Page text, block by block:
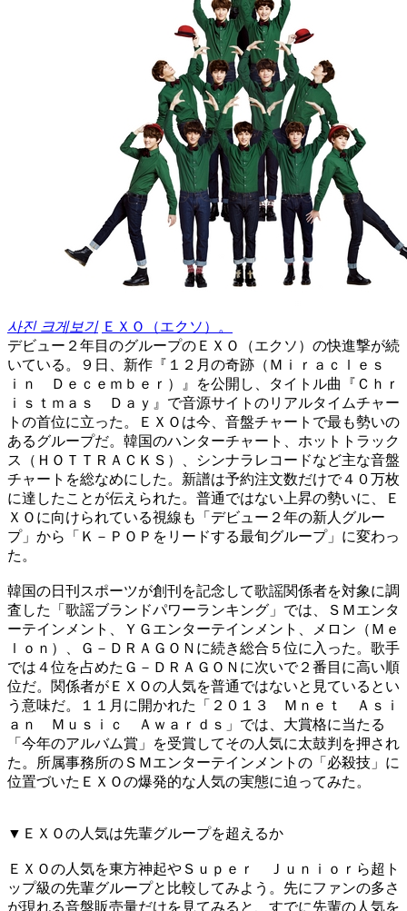
사진 크게보기 ＥＸＯ（エクソ）。
デビュー２年目のグループのＥＸＯ（エクソ）の快進撃が続
いている。９日、新作『１２月の奇跡（Ｍｉｒａｃｌｅｓ
ｉｎ Ｄｅｃｅｍｂｅｒ）』を公開し、タイトル曲『Ｃｈｒ
ｉｓｔｍａｓ Ｄａｙ』で音源サイトのリアルタイムチャー
トの首位に立った。ＥＸＯは今、音盤チャートで最も勢いの
あるグループだ。韓国のハンターチャート、ホットトラック
ス（ＨＯＴＴＲＡＣＫＳ）、シンナラレコードなど主な音盤
チャートを総なめにした。新譜は予約注文数だけで４０万枚
に達したことが伝えられた。普通ではない上昇の勢いに、Ｅ
ＸＯに向けられている視線も「デビュー２年の新人グルー
プ」から「Ｋ－ＰＯＰをリードする最旬グループ」に変わっ
た。
韓国の日刊スポーツが創刊を記念して歌謡関係者を対象に調
査した「歌謡ブランドパワーランキング」では、ＳＭエンタ
ーテインメント、ＹＧエンターテインメント、メロン（Ｍｅ
ｌｏｎ）、Ｇ－ＤＲＡＧＯＮに続き総合５位に入った。歌手
では４位を占めたＧ－ＤＲＡＧＯＮに次いで２番目に高い順
位だ。関係者がＥＸＯの人気を普通ではないと見ているとい
う意味だ。１１月に開かれた「２０１３ Ｍｎｅｔ Ａｓｉ
ａｎ Ｍｕｓｉｃ Ａｗａｒｄｓ」では、大賞格に当たる
「今年のアルバム賞」を受賞してその人気に太鼓判を押され
た。所属事務所のＳＭエンターテインメントの「必殺技」に
位置づいたＥＸＯの爆発的な人気の実態に迫ってみた。
▼ＥＸＯの人気は先輩グループを超えるか
ＥＸＯの人気を東方神起やＳｕｐｅｒ Ｊｕｎｉｏｒら超ト
ップ級の先輩グループと比較してみよう。先にファンの多さ
が現れる音盤販売量だけを見てみると、すでに先輩の人気を